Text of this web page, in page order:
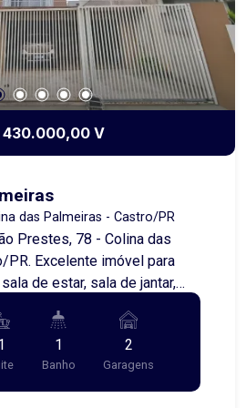
430.000,00 V
das Palmeiras - Castro/PR
Prestes, 78 - Colina das
para
de estar, sala de jantar,
garagem para dois carros,
aproveitar cada momento
que
imóvel será
1
Banho
2
Garagens